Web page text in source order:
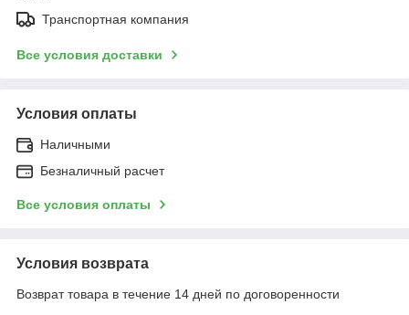
Транспортная компания
Все условия доставки
Условия оплаты
Наличными
Безналичный расчет
Все условия оплаты
Условия возврата
Возврат товара в течение 14 дней по договоренности